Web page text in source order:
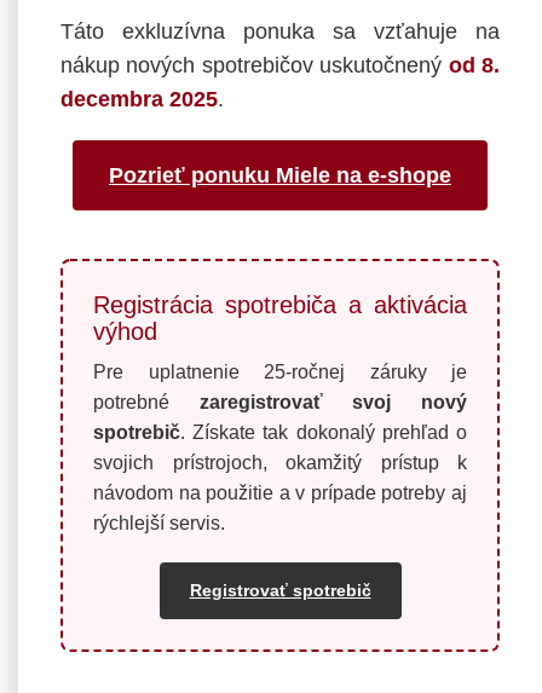
Táto exkluzívna ponuka sa vzťahuje na
nákup nových spotrebičov uskutočnený od 8.
decembra 2025.
Pozrieť ponuku Miele na e-shope
Registrácia spotrebiča a aktivácia
výhod
Pre uplatnenie 25-ročnej záruky je
potrebné zaregistrovať svoj nový
spotrebič. Získate tak dokonalý prehľad o
svojich prístrojoch, okamžitý prístup k
návodom na použitie a v prípade potreby aj
rýchlejší servis.
Registrovať spotrebič